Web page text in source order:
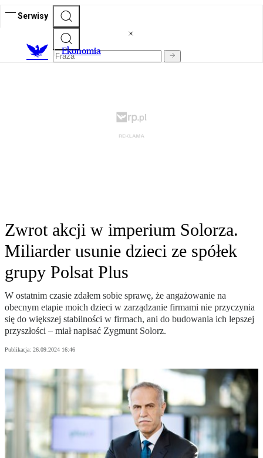
Serwisy
Ekonomia
Zwrot akcji w imperium Solorza.
Miliarder usunie dzieci ze spółek
grupy Polsat Plus
W ostatnim czasie zdałem sobie sprawę, że angażowanie na
obecnym etapie moich dzieci w zarządzanie firmami nie przyczynia
się do większej stabilności w firmach, ani do budowania ich lepszej
przyszłości – miał napisać Zygmunt Solorz.
Publikacja: 26.09.2024 16:46